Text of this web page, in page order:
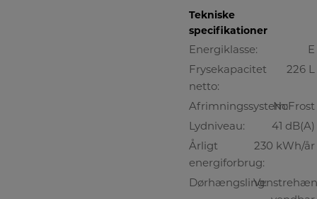
Tekniske
specifikationer
Energiklasse:
E
Frysekapacitet
netto:
226 L
Afrimningssystem:NoFrost
Lydniveau:
41 dB(A)
Årligt
energiforbrug:
230 kWh/år
Dørhængsling: